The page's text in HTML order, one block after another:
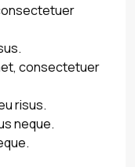
consectetuer
risus.
neque.